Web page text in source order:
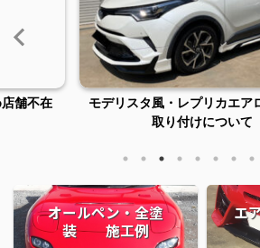
舗不在
モデリスタ風・レプリカエア
取り付けについて
オールペン・全塗
装 施工例
エ